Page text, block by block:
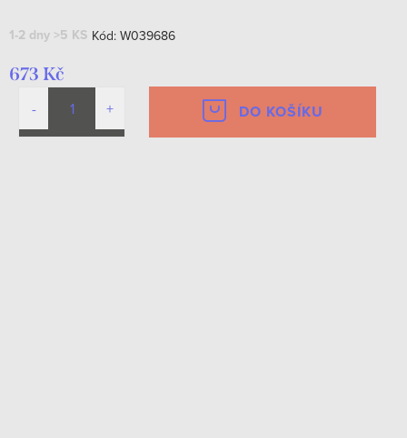
1-2 dny >5 KS Kód: W039686
673 Kč
DO KOŠÍKU